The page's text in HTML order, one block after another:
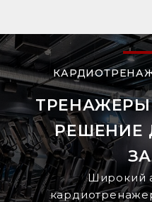
ТРЕНАЖЕРЫ
РЕШЕНИЕ
Широкий